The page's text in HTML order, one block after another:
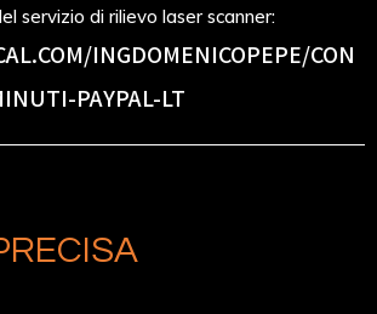
servizio di rilievo laser scanner:
INGDOMENICOPEPE/CON
PAYPAL-LT